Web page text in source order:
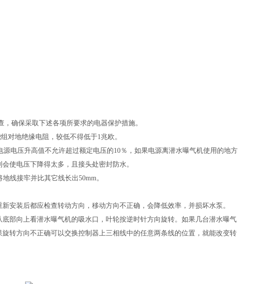
确保采取下述各项所要求的电器保护措施。
对地绝缘电阻， 较低不得低于1兆欧。
源电压升高值不允许超过额定电压的10％，如果电源离潜水曝气机使用的地方
使电压下降得太多，且接头处密封防水。
线接牢并比其它线长出50mm。
安装后都应检查转动方向，移动方向不正确，会降低效率，并损坏水泵。
部向上看潜水曝气机的吸水口，叶轮按逆时针方向旋转。如果几台潜水曝气
转方向不正确可以交换控制器上三相线中的任意两条线的位置，就能改变转